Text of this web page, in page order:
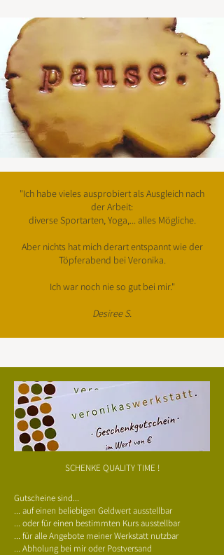
"Ich habe vieles ausprobiert als Ausgleich nach
der Arbeit:
diverse Sportarten, Yoga,... alles Mögliche.
Aber nichts hat mich derart entspannt wie der
Töpferabend bei Veronika.
Ich war noch nie so gut bei mir."
Desiree S.
SCHENKE QUALITY TIME !
Gutscheine sind...
... auf einen beliebigen Geldwert ausstellbar
... oder für einen bestimmten Kurs ausstellbar
... für alle Angebote meiner Werkstatt nutzbar
... Abholung bei mir oder Postversand